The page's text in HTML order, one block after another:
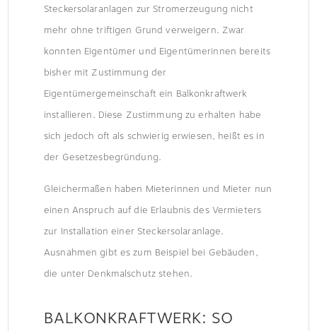
Steckersolaranlagen zur Stromerzeugung nicht
mehr ohne triftigen Grund verweigern. Zwar
konnten Eigentümer und Eigentümerinnen bereits
bisher mit Zustimmung der
Eigentümergemeinschaft ein Balkonkraftwerk
installieren. Diese Zustimmung zu erhalten habe
sich jedoch oft als schwierig erwiesen, heißt es in
der Gesetzesbegründung.
Gleichermaßen haben Mieterinnen und Mieter nun
einen Anspruch auf die Erlaubnis des Vermieters
zur Installation einer Steckersolaranlage.
Ausnahmen gibt es zum Beispiel bei Gebäuden,
die unter Denkmalschutz stehen.
BALKONKRAFTWERK: SO